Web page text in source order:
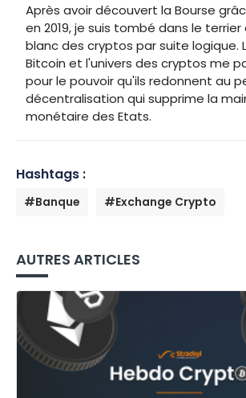
Après avoir découvert la Bourse
en 2019, je suis tombé dans le terrier
blanc des cryptos par suite logique.
Bitcoin et l'univers des cryptos me
pour le pouvoir qu'ils redonnent au
décentralisation qui supprime la
monétaire des Etats.
Hashtags :
#Banque #Exchange Crypto
AUTRES ARTICLES